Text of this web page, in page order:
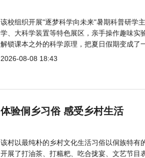
该校组织开展"逐梦科学向未来"暑期科普研学
学、大科学装置等特色展区，亲手操作趣味实
解锁课本之外的科学原理，把夏日假期变成了
2026-08-08 18:43
体验侗乡习俗 感受乡村生活
该村以最纯朴的乡村文化生活习俗以侗族特有
开展了打油茶、打糍粑、吃合拢宴、文艺节目